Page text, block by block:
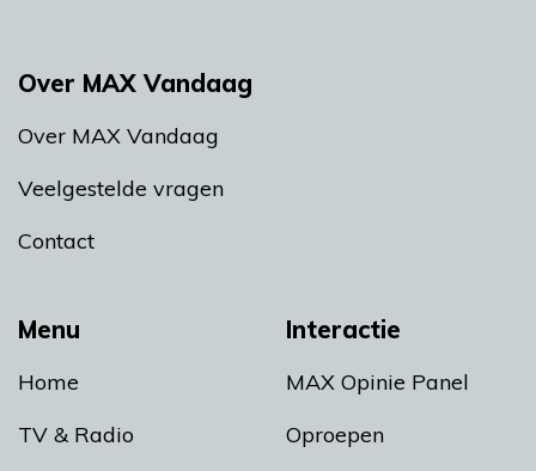
Menu
Home
TV & Radio
Interactie
MAX Opinie Panel
Oproepen
Over MAX Vandaag
Over MAX Vandaag
Veelgestelde vragen
Contact